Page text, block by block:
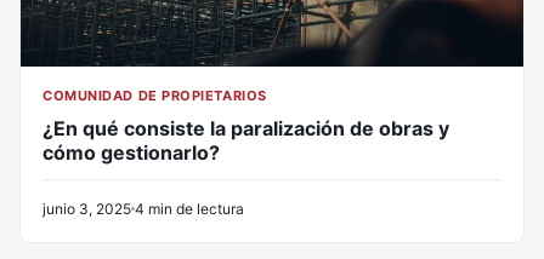
COMUNIDAD DE PROPIETARIOS
¿En qué consiste la paralización de obras y
cómo gestionarlo?
junio 3, 2025 4 min de lectura